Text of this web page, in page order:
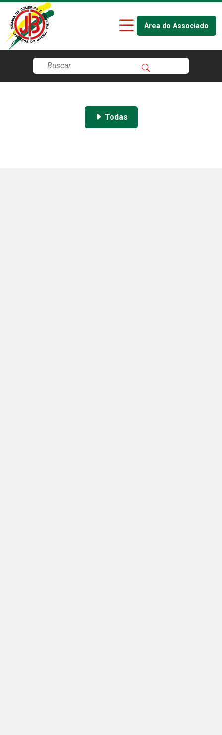
Área do Associado
Todas